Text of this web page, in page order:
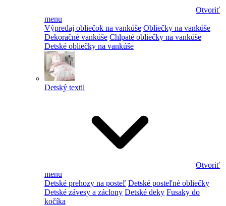
Otvoriť
menu
Výpredaj obliečok na vankúše Obliečky na vankúše
Dekoračné vankúše Chlpaté obliečky na vankúše
Detské obliečky na vankúše
Detský textil
Otvoriť
menu
Detské prehozy na posteľ Detské posteľné obliečky
Detské závesy a záclony Detské deky Fusaky do
kočíka